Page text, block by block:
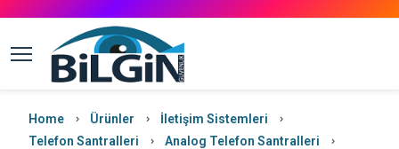
Home Ürünler
İletişim Sistemleri
Telefon Santralleri
Analog Telefon Santralleri